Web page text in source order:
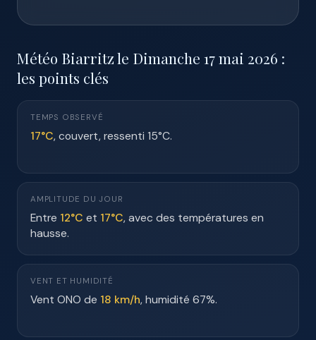
Météo Biarritz le Dimanche 17 mai 2026 :
les points clés
TEMPS OBSERVÉ
17°C, couvert, ressenti 15°C.
AMPLITUDE DU JOUR
Entre 12°C et 17°C, avec des températures en
hausse.
VENT ET HUMIDITÉ
Vent ONO de 18 km/h, humidité 67%.